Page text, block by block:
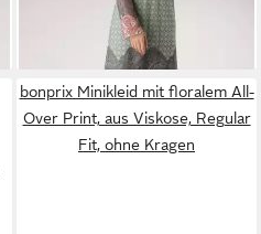
bonprix Minikleid mit floralem All-
Over Print, aus Viskose, Regular
Fit, ohne Kragen